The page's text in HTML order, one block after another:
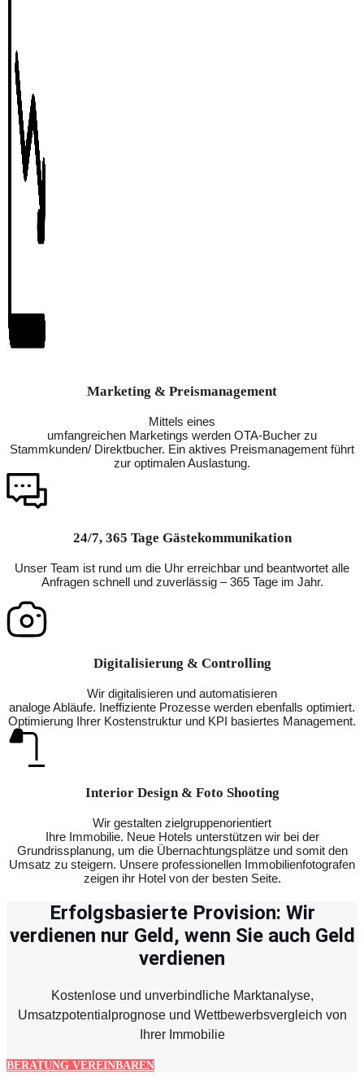
Marketing & Preismanagement
Mittels eines
umfangreichen Marketings werden OTA-Bucher zu
Stammkunden/ Direktbucher. Ein aktives Preismanagement führt
zur optimalen Auslastung.
24/7, 365 Tage Gästekommunikation
Unser Team ist rund um die Uhr erreichbar und beantwortet alle
Anfragen schnell und zuverlässig – 365 Tage im Jahr.
Digitalisierung & Controlling
Wir digitalisieren und automatisieren
analoge Abläufe. Ineffiziente Prozesse werden ebenfalls optimiert.
Optimierung Ihrer Kostenstruktur und KPI basiertes Management.
Interior Design & Foto Shooting
Wir gestalten zielgruppenorientiert
Ihre Immobilie. Neue Hotels unterstützen wir bei der
Grundrissplanung, um die Übernachtungsplätze und somit den
Umsatz zu steigern. Unsere professionellen Immobilienfotografen
zeigen ihr Hotel von der besten Seite.
Erfolgsbasierte Provision: Wir
verdienen nur Geld, wenn Sie auch Geld
verdienen
Kostenlose und unverbindliche Marktanalyse,
Umsatzpotentialprognose und Wettbewerbsvergleich von
Ihrer Immobilie
BERATUNG VEREINBAREN